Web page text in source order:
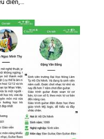
diễn,…